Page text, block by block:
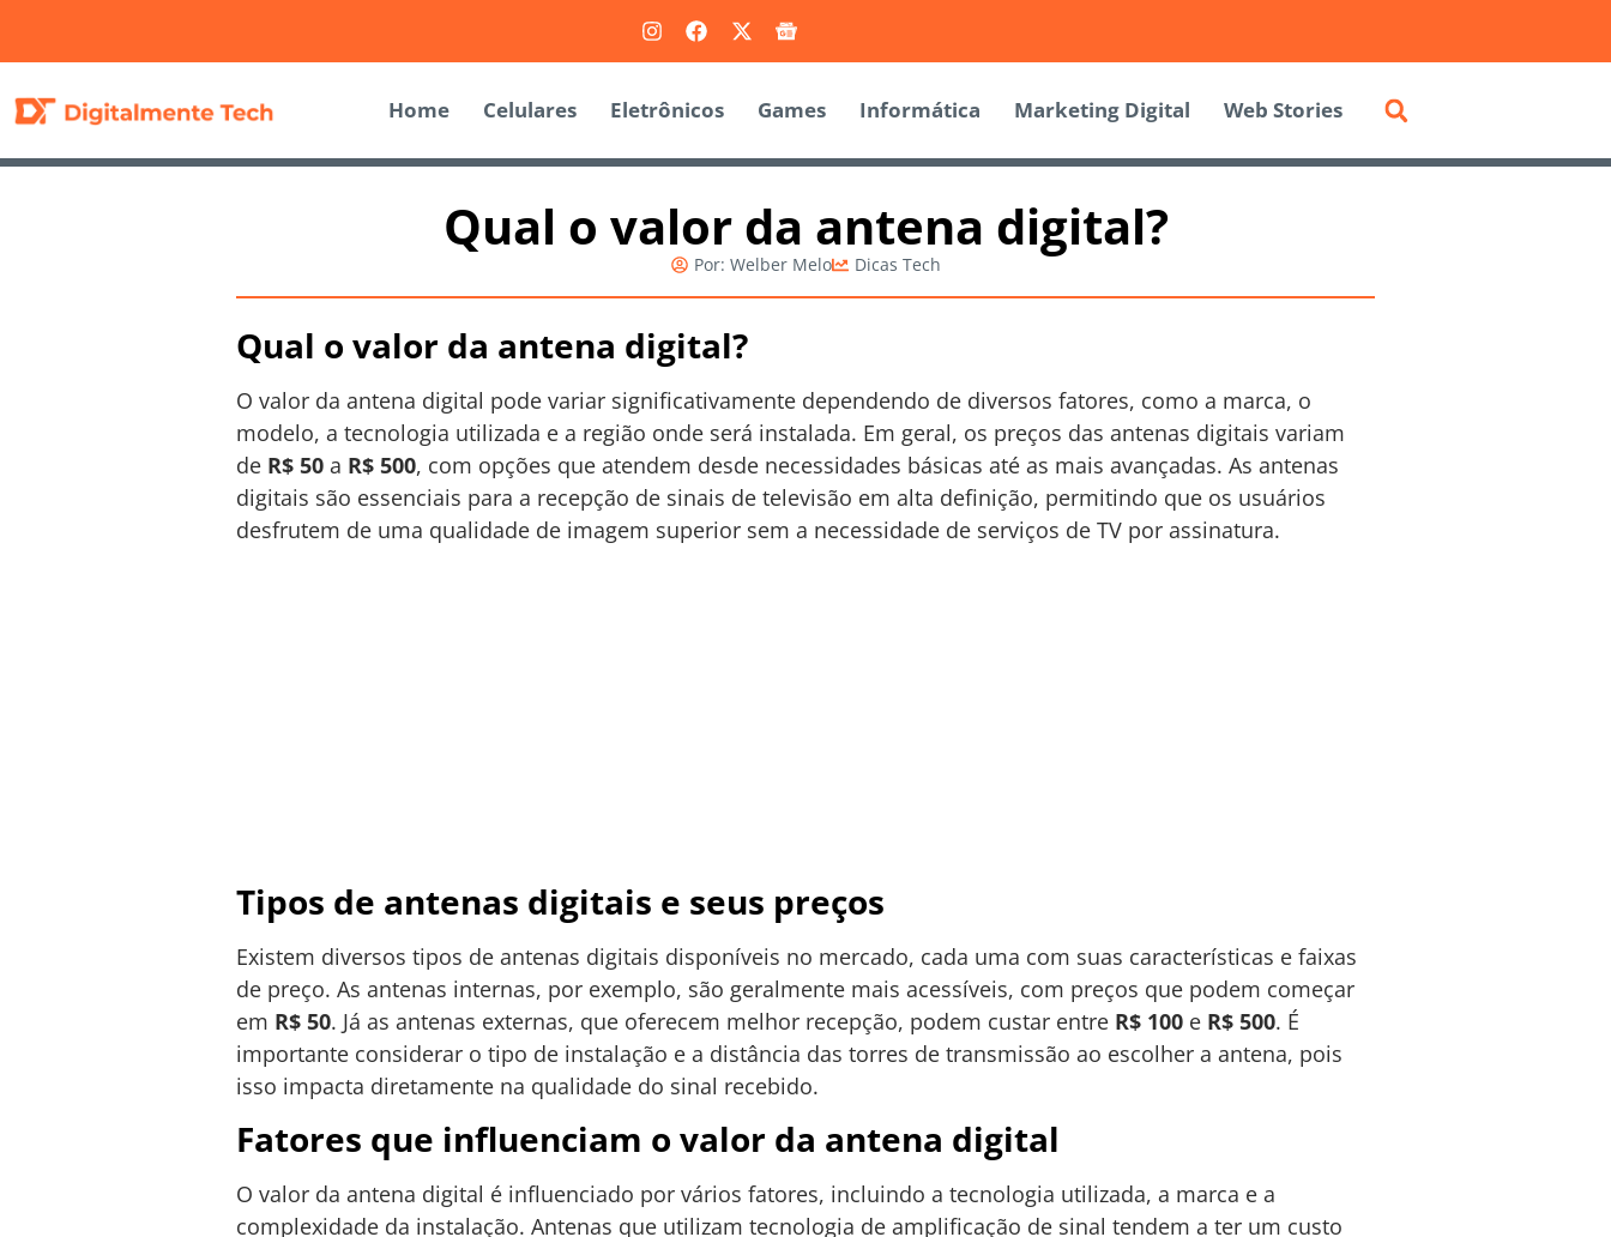
Home Celulares Eletrônicos Games Informática Marketing Digital Web Stories
Qual o valor da antena digital?
Por: Welber Melo Dicas Tech
Qual o valor da antena digital?
O valor da antena digital pode variar significativamente dependendo de diversos fatores, como a marca, o
modelo, a tecnologia utilizada e a região onde será instalada. Em geral, os preços das antenas digitais variam
de R$ 50 a R$ 500, com opções que atendem desde necessidades básicas até as mais avançadas. As antenas
digitais são essenciais para a recepção de sinais de televisão em alta definição, permitindo que os usuários
desfrutem de uma qualidade de imagem superior sem a necessidade de serviços de TV por assinatura.
Tipos de antenas digitais e seus preços
Existem diversos tipos de antenas digitais disponíveis no mercado, cada uma com suas características e faixas
de preço. As antenas internas, por exemplo, são geralmente mais acessíveis, com preços que podem começar
em R$ 50. Já as antenas externas, que oferecem melhor recepção, podem custar entre R$ 100 e R$ 500. É
importante considerar o tipo de instalação e a distância das torres de transmissão ao escolher a antena, pois
isso impacta diretamente na qualidade do sinal recebido.
Fatores que influenciam o valor da antena digital
O valor da antena digital é influenciado por vários fatores, incluindo a tecnologia utilizada, a marca e a
complexidade da instalação. Antenas que utilizam tecnologia de amplificação de sinal tendem a ter um custo